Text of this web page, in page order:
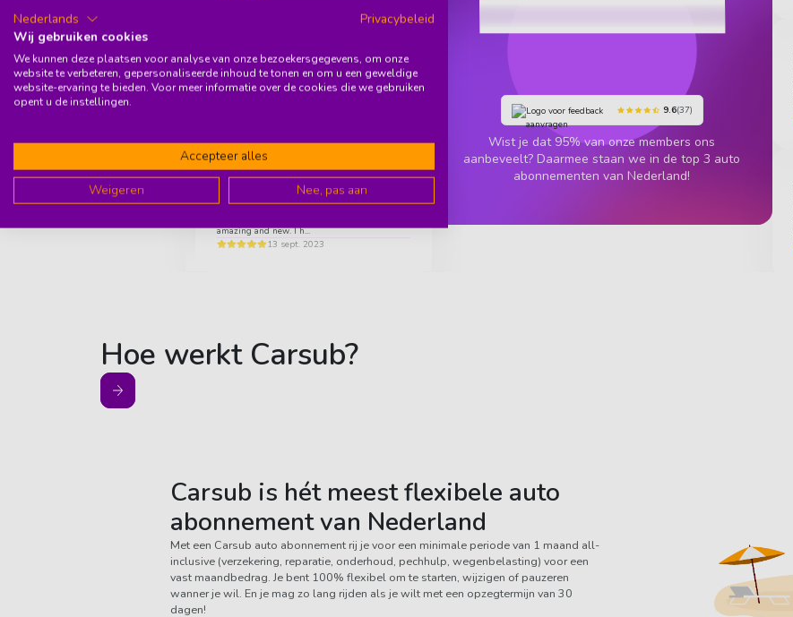
Van aanvraag tot aflevering krijgen ze van mij
een dikke 10! Eerst via hun site gemakkelijk
contact genomen via WhatsApp om te vragen
Erasmus Holm
It has been a really positive experience renting
a car so far from carsub as an Expat. Easy
amazing and new. I h...
13 sept. 2023
9.6(37)
Wist je dat 95% van onze members ons
aanbeveelt? Daarmee staan we in de top 3 auto
abonnementen van Nederland!
Hoe werkt Carsub?
Carsub is hét meest flexibele auto
abonnement van Nederland
Met een Carsub auto abonnement rij je voor een minimale periode van 1 maand all-
inclusive (verzekering, reparatie, onderhoud, pechhulp, wegenbelasting) voor een
vast maandbedrag. Je bent 100% flexibel om te starten, wijzigen of pauzeren
wanner je wil. En je mag zo lang rijden als je wilt met een opzegtermijn van 30
dagen!
Nederlands
Privacybeleid
Wij gebruiken cookies
We kunnen deze plaatsen voor analyse van onze bezoekersgegevens, om onze
website te verbeteren, gepersonaliseerde inhoud te tonen en om u een geweldige
website-ervaring te bieden. Voor meer informatie over de cookies die we gebruiken
opent u de instellingen.
Accepteer alles
Weigeren
Nee, pas aan